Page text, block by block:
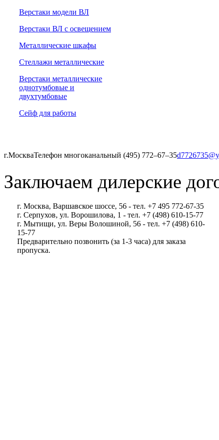
Верстаки модели ВЛ
Верстаки ВЛ с освещением
Металлические шкафы
Стеллажи металлические
Верстаки металлические
однотумбовые и
двухтумбовые
Сейф для работы
г.МоскваТелефон многоканальный (495) 772‒67‒35
Заключаем дилерские
г. Москва, Варшавское шоссе, 56 - тел. +7 495 772-67-35
г. Серпухов, ул. Ворошилова, 1 - тел. +7 (498) 610-15-77
г. Мытищи, ул. Веры Волошиной, 56 - тел. +7 (498) 610-
15-77
Предварительно позвонить (за 1-3 часа) для заказа
пропуска.